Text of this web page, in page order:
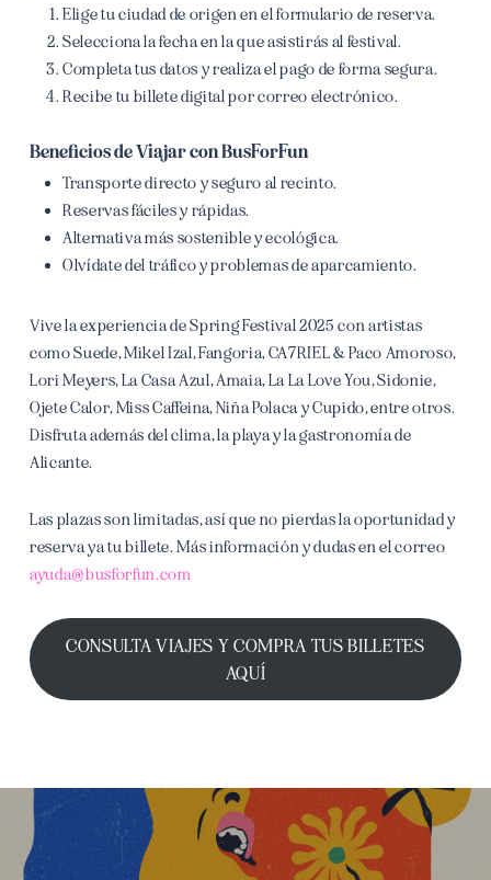
Elige tu ciudad de origen en el formulario de reserva.
Selecciona la fecha en la que asistirás al festival.
Completa tus datos y realiza el pago de forma segura.
Recibe tu billete digital por correo electrónico.
Beneficios de Viajar con BusForFun
Transporte directo y seguro al recinto.
Reservas fáciles y rápidas.
Alternativa más sostenible y ecológica.
Olvídate del tráfico y problemas de aparcamiento.
Vive la experiencia de Spring Festival 2025 con artistas
como Suede, Mikel Izal, Fangoria, CA7RIEL & Paco Amoroso,
Lori Meyers, La Casa Azul, Amaia, La La Love You, Sidonie,
Ojete Calor, Miss Caffeina, Niña Polaca y Cupido, entre otros.
Disfruta además del clima, la playa y la gastronomía de
Alicante.
Las plazas son limitadas, así que no pierdas la oportunidad y
reserva ya tu billete. Más información y dudas en el correo
ayuda@busforfun.com
CONSULTA VIAJES Y COMPRA TUS BILLETES
AQUÍ